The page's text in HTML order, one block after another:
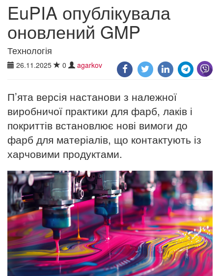
EuPIA опублікувала
оновлений GMP
Технологія
26.11.2025 0 agarkov
П’ята версія настанови з належної
виробничої практики для фарб, лаків і
покриттів встановлює нові вимоги до
фарб для матеріалів, що контактують із
харчовими продуктами.